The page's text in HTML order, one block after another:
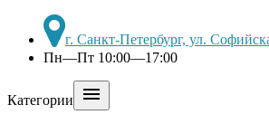
г. Санкт-Петербург, ул.
Пн—Пт 10:00—17:00
Категории 